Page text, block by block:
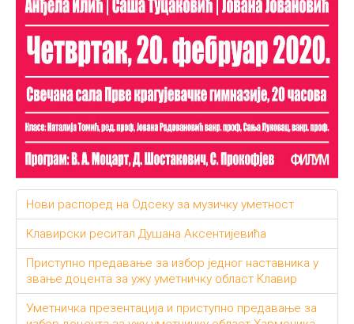
Нови распоред на Одсеку за музичку уметност
Клавирски реситал Душана Аксентијевића
Приступно предавање за избор једног наставника у
звање доцента за ужу уметничку област Клавир
Уметничка презентација и приступно предавање за